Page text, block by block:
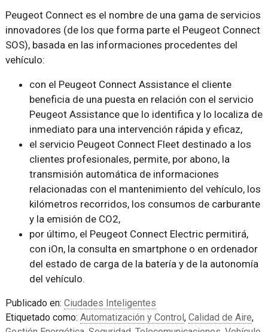
Peugeot Connect es el nombre de una gama de servicios
innovadores (de los que forma parte el Peugeot Connect
SOS), basada en las informaciones procedentes del
vehículo:
con el Peugeot Connect Assistance el cliente
beneficia de una puesta en relación con el servicio
Peugeot Assistance que lo identifica y lo localiza de
inmediato para una intervención rápida y eficaz,
el servicio Peugeot Connect Fleet destinado a los
clientes profesionales, permite, por abono, la
transmisión automática de informaciones
relacionadas con el mantenimiento del vehículo, los
kilómetros recorridos, los consumos de carburante
y la emisión de CO2,
por último, el Peugeot Connect Electric permitirá,
con iOn, la consulta en smartphone o en ordenador
del estado de carga de la batería y de la autonomía
del vehículo.
Publicado en: Ciudades Inteligentes
Etiquetado como: Automatización y Control, Calidad de Aire,